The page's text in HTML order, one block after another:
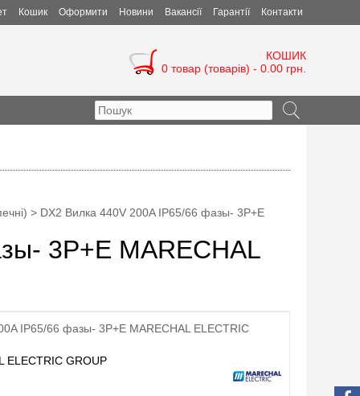
Кошик Оформити Новини Вакансії Гарантії Контакти
КОШИК
0 товар (товарів) - 0.00 грн.
> DX2 Вилка 440V 200A IP65/66 фазы- 3P+E
3P+E MARECHAL
ELECTRIC GROUP